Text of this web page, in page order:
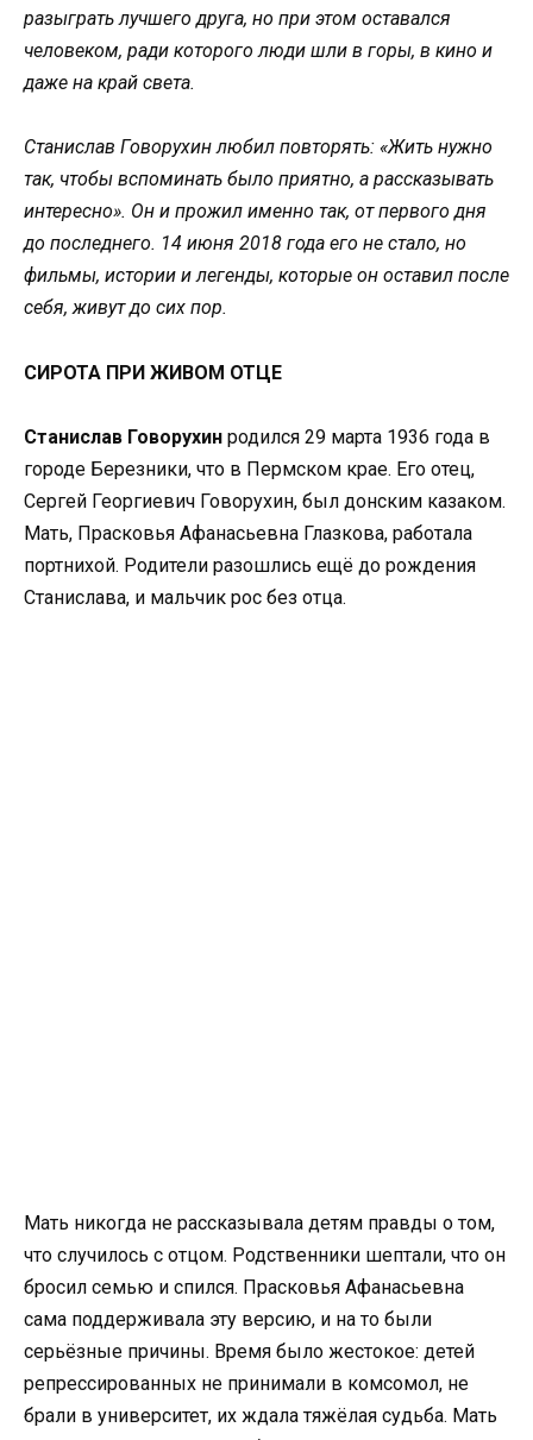
разыграть лучшего друга, но при этом оставался
человеком, ради которого люди шли в горы, в кино и
даже на край света.
Станислав Говорухин любил повторять: «Жить нужно
так, чтобы вспоминать было приятно, а рассказывать
интересно». Он и прожил именно так, от первого дня
до последнего. 14 июня 2018 года его не стало, но
фильмы, истории и легенды, которые он оставил после
себя, живут до сих пор.
СИРОТА ПРИ ЖИВОМ ОТЦЕ
Станислав Говорухин родился 29 марта 1936 года в
городе Березники, что в Пермском крае. Его отец,
Сергей Георгиевич Говорухин, был донским казаком.
Мать, Прасковья Афанасьевна Глазкова, работала
портнихой. Родители разошлись ещё до рождения
Станислава, и мальчик рос без отца.
Мать никогда не рассказывала детям правды о том,
что случилось с отцом. Родственники шептали, что он
бросил семью и спился. Прасковья Афанасьевна
сама поддерживала эту версию, и на то были
серьёзные причины. Время было жестокое: детей
репрессированных не принимали в комсомол, не
брали в университет, их ждала тяжёлая судьба. Мать